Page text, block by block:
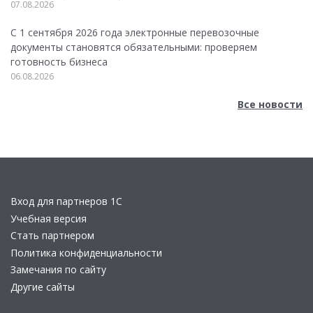
07.08.2026
С 1 сентября 2026 года электронные перевозочные
документы становятся обязательными: проверяем
готовность бизнеса
06.08.2026
Все новости
Вход для партнеров 1С
Учебная версия
Стать партнером
Политика конфиденциальности
Замечания по сайту
Другие сайты